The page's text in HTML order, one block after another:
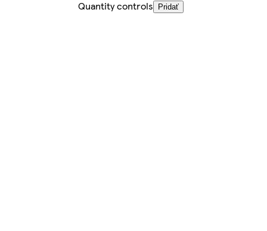
Quantity controls
Pridať